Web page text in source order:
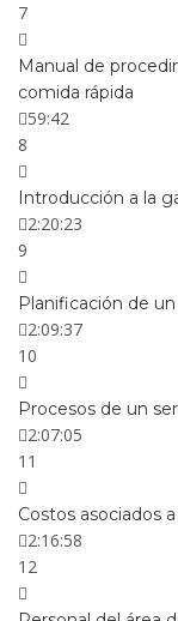
7
Manual de
comida rápida
59:42
8
Introducción a la
2:20:23
9
Planificación de
2:09:37
10
Procesos de un
2:07:05
11
Costos asociados
2:16:58
12